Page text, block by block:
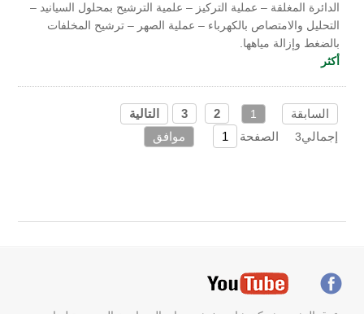
الدائرة المغلقة – عملية التركيز – علمية الترشيح بمحلول السيانيد –
التحليل والامتصاص بالكهرباء – عملية الصهر – ترشيح المخلفات
بالضغط وﺇﺯﺍﻟﺔ مياهها.
أكثر
السابقة 1
2
3
التالية
إجمالي3 الصفحة موافق